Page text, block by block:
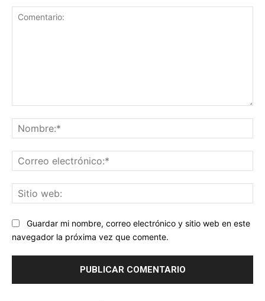
Guardar mi nombre, correo electrónico y sitio web en este
navegador la próxima vez que comente.